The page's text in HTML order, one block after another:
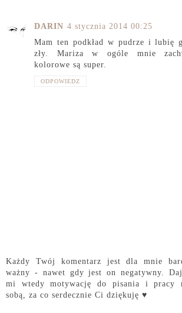
DARIN 4 stycznia 2014 00:25
Mam ten podkład w pudrze i lubię
zły. Mariza w ogóle mnie
kolorowe są super.
ODPOWIEDZ
Każdy Twój komentarz jest dla mnie
ważny - nawet gdy jest on negatywny.
mi wtedy motywację do pisania i pracy
sobą, za co serdecznie Ci dziękuję ♥